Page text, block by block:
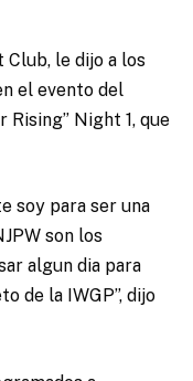
le dijo a los
el evento del
Rising” Night 1, que
soy para ser una
son los
algun dia para
de la IWGP”, dijo